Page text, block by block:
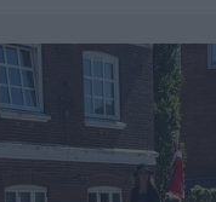
vi kan
måned, hvor
inkluderende og
udfolde og udvikle
Martin Diget